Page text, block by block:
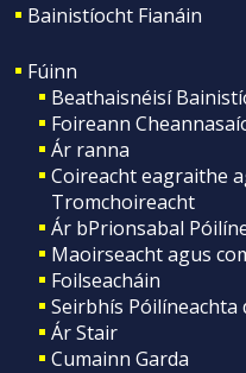
Bainistíocht Fianáin
Fúinn
Beathaisnéisí
Foireann
Ár ranna
Coireacht eagraithe
Tromchoireacht
Ár bPrionsabal
Maoirseacht agus
Foilseacháin
Seirbhís Póilíneachta
Ár Stair
Cumainn Garda